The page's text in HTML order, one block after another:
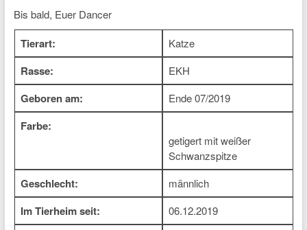
Bis bald, Euer Dancer
Tierart: Katze
Rasse: EKH
Geboren am: Ende 07/2019
Farbe:
getigert mit weißer
Schwanzspitze
Geschlecht: männlich
Im Tierheim seit: 06.12.2019